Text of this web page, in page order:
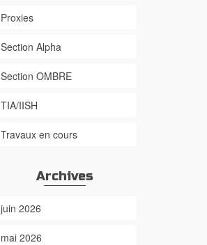
Proxies
Section Alpha
Section OMBRE
TIA/IISH
Travaux en cours
Archives
juin 2026
mai 2026